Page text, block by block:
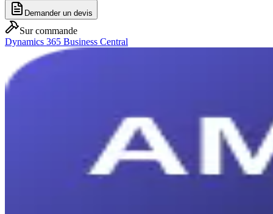
Demander un devis
Sur commande
Dynamics 365 Business Central